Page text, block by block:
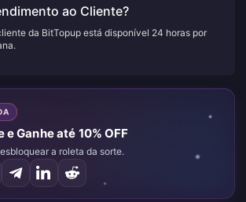
ao Cliente?
da BitTopup está disponível 24 horas por
Ganhe até 10% OFF
a roleta da sorte.